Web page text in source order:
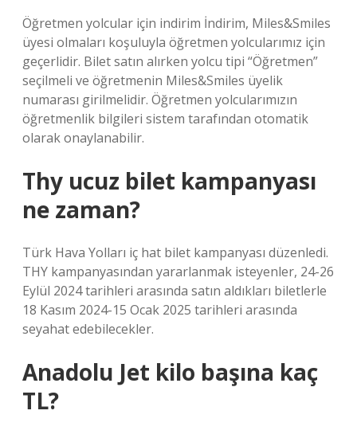
Öğretmen yolcular için indirim İndirim, Miles&Smiles
üyesi olmaları koşuluyla öğretmen yolcularımız için
geçerlidir. Bilet satın alırken yolcu tipi “Öğretmen”
seçilmeli ve öğretmenin Miles&Smiles üyelik
numarası girilmelidir. Öğretmen yolcularımızın
öğretmenlik bilgileri sistem tarafından otomatik
olarak onaylanabilir.
Thy ucuz bilet kampanyası
ne zaman?
Türk Hava Yolları iç hat bilet kampanyası düzenledi.
THY kampanyasından yararlanmak isteyenler, 24-26
Eylül 2024 tarihleri ​​arasında satın aldıkları biletlerle
18 Kasım 2024-15 Ocak 2025 tarihleri ​​arasında
seyahat edebilecekler.
Anadolu Jet kilo başına kaç
TL?